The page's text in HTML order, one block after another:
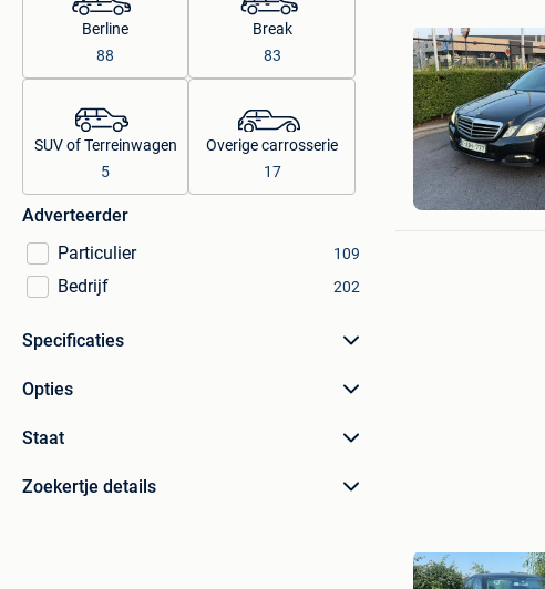
Berline
88
Break
83
SUV of Terreinwagen
5
Overige carrosserie
17
Adverteerder
Particulier
109
Bedrijf 202
Specificaties
Opties
Staat
Zoekertje details
EGO-CARS
Vilvoorde